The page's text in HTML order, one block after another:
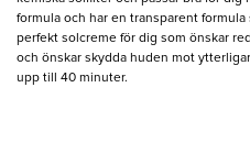
formula och har en transparent
perfekt solcreme för dig som önskar
och önskar skydda huden mot
upp till 40 minuter.